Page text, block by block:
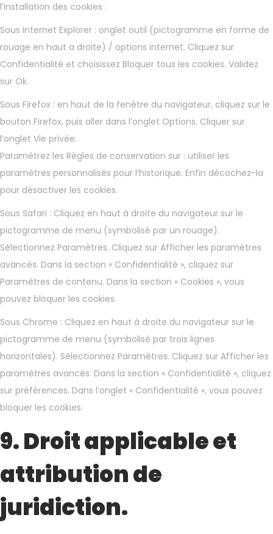
l’installation des cookies :
Sous Internet Explorer : onglet outil (pictogramme en forme de
rouage en haut a droite) / options internet. Cliquez sur
Confidentialité et choisissez Bloquer tous les cookies. Validez
sur Ok.
Sous Firefox : en haut de la fenêtre du navigateur, cliquez sur le
bouton Firefox, puis aller dans l’onglet Options. Cliquer sur
l’onglet Vie privée.
Paramétrez les Règles de conservation sur : utiliser les
paramètres personnalisés pour l’historique. Enfin décochez-la
pour désactiver les cookies.
Sous Safari : Cliquez en haut à droite du navigateur sur le
pictogramme de menu (symbolisé par un rouage).
Sélectionnez Paramètres. Cliquez sur Afficher les paramètres
avancés. Dans la section « Confidentialité », cliquez sur
Paramètres de contenu. Dans la section « Cookies », vous
pouvez bloquer les cookies.
Sous Chrome : Cliquez en haut à droite du navigateur sur le
pictogramme de menu (symbolisé par trois lignes
horizontales). Sélectionnez Paramètres. Cliquez sur Afficher les
paramètres avancés. Dans la section « Confidentialité », cliquez
sur préférences. Dans l’onglet « Confidentialité », vous pouvez
bloquer les cookies.
9. Droit applicable et
attribution de
juridiction.